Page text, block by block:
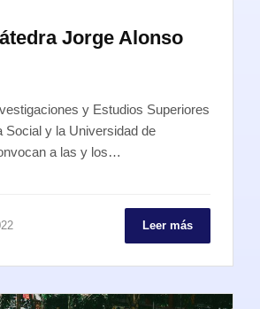
Jorge Alonso
y Estudios Superiores
Social y la Universidad de
a las y los…
Leer más